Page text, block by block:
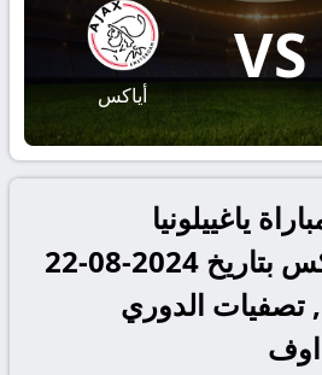
VS
أياكس
ياغييلونيا
بياويستوك و أياكس بتاريخ 2024-08-22
تصفيات الدوري
اوف